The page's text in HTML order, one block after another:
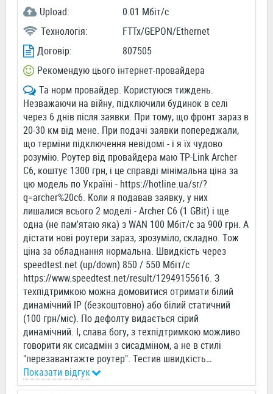
Upload:
0.01 Мбіт/c
Технологія:
FTTx/GEPON/Ethernet
Договір:
807505
Рекомендую цього інтернет-провайдера
Та норм провайдер. Користуюся тиждень.
Незважаючи на війну, підключили будинок в селі
через 6 днів після заявки. При тому, що фронт зараз в
20-30 км від мене. При подачі заявки попереджали,
що терміни підключення невідомі - і я їх чудово
розумію. Роутер від провайдера маю TP-Link Archer
C6, коштує 1300 грн, і це справді мінімальна ціна за
цю модель по Україні - https://hotline.ua/sr/?
q=archer%20c6. Коли я подавав заявку, у них
лишалися всього 2 моделі - Archer C6 (1 GBit) і ще
одна (не пам'ятаю яка) з WAN 100 Мбіт/с за 900 грн. А
дістати нові роутери зараз, зрозуміло, складно. Тож
ціна за обладнання нормальна. Швидкість через
speedtest.net (up/down) 850 / 550 Мбіт/с
https://www.speedtest.net/result/12949155616. З
техпідтримкою можна домовитися отримати білий
динамічний IP (безкоштовно) або білий статичний
(100 грн/міс). По дефолту видається сірий
динамічний. І, слава богу, з техпідтримкою можливо
говорити як сисадмін з сисадміном, а не в стилі
"перезавантажте роутер". Тестив швидкість…
Показати відгук